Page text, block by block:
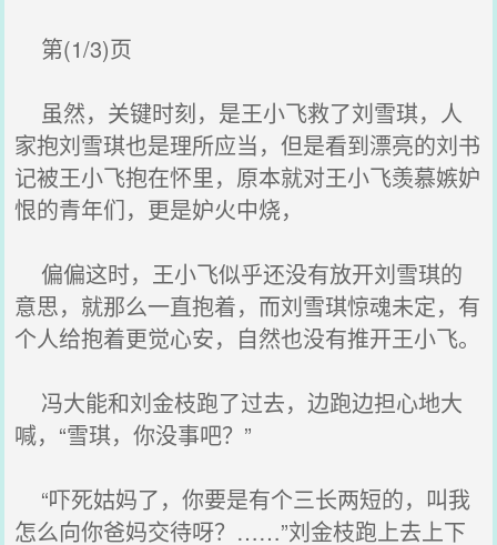
第(1/3)页
虽然，关键时刻，是王小飞救了刘雪琪，人
家抱刘雪琪也是理所应当，但是看到漂亮的刘书
记被王小飞抱在怀里，原本就对王小飞羡慕嫉妒
恨的青年们，更是妒火中烧，
偏偏这时，王小飞似乎还没有放开刘雪琪的
意思，就那么一直抱着，而刘雪琪惊魂未定，有
个人给抱着更觉心安，自然也没有推开王小飞。
冯大能和刘金枝跑了过去，边跑边担心地大
喊，“雪琪，你没事吧？”
“吓死姑妈了，你要是有个三长两短的，叫我
怎么向你爸妈交待呀？……”刘金枝跑上去上下